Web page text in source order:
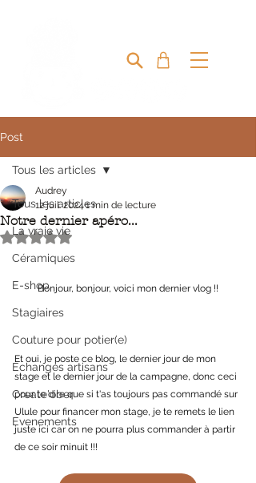
Post
Tous les articles
La vraie vie
Céramiques
E-shop
Stagiaires
Couture pour potier(e)
Echanges artisans
Create'ober
Evenements
Tous les articles
Notre dernier apéro...
Audrey
12 juil. 20241 min de lecture
Noté NaN étoiles sur 5.
Bonjour, bonjour, voici mon dernier vlog !!
Et oui, je poste ce blog, le dernier jour de mon
stage et le dernier jour de la campagne, donc ceci
pour te dire que si t'as toujours pas commandé sur
Ulule pour financer mon stage, je te remets le lien
juste ici car on ne pourra plus commander à partir
de ce soir minuit !!!